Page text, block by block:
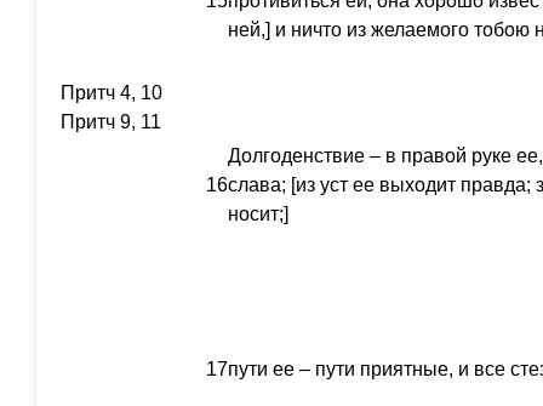
ней,] и ничто из желаемого тобою
Притч 4, 10
Притч 9, 11
16
Долгоденствие – в правой руке
слава; [из уст ее выходит правда;
носит;]
17пути ее – пути приятные, и все